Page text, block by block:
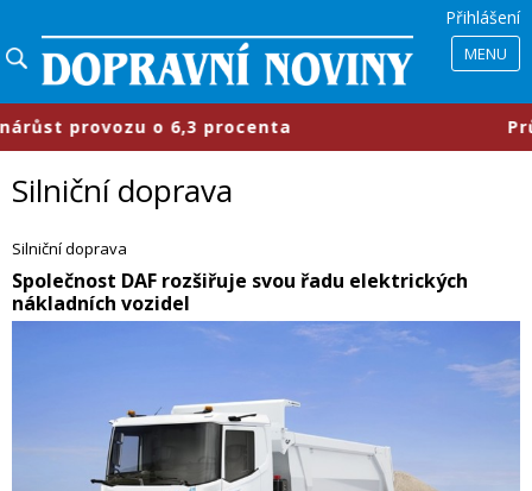
Přihlášení
MENU
​Průmyslové parky se
Silniční doprava
Silniční doprava
​Společnost DAF rozšiřuje svou řadu elektrických
nákladních vozidel